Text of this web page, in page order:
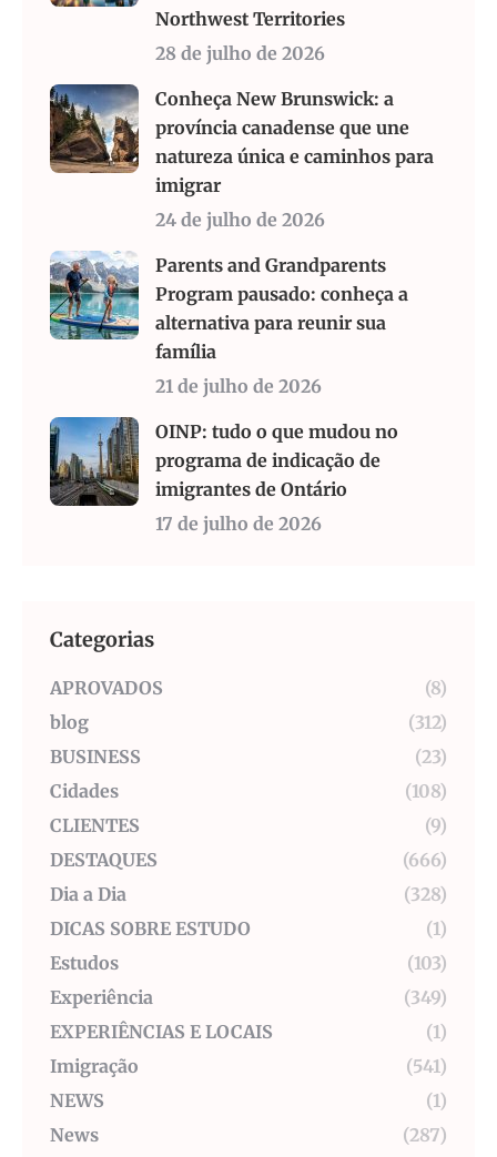
Northwest Territories
28 de julho de 2026
Conheça New Brunswick: a
província canadense que une
natureza única e caminhos para
imigrar
24 de julho de 2026
Parents and Grandparents
Program pausado: conheça a
alternativa para reunir sua
família
21 de julho de 2026
OINP: tudo o que mudou no
programa de indicação de
imigrantes de Ontário
17 de julho de 2026
Categorias
APROVADOS
(8)
blog
(312)
BUSINESS
(23)
Cidades
(108)
CLIENTES
(9)
DESTAQUES
(666)
Dia a Dia
(328)
DICAS SOBRE ESTUDO
(1)
Estudos
(103)
Experiência
(349)
EXPERIÊNCIAS E LOCAIS
(1)
Imigração
(541)
NEWS
(1)
News
(287)